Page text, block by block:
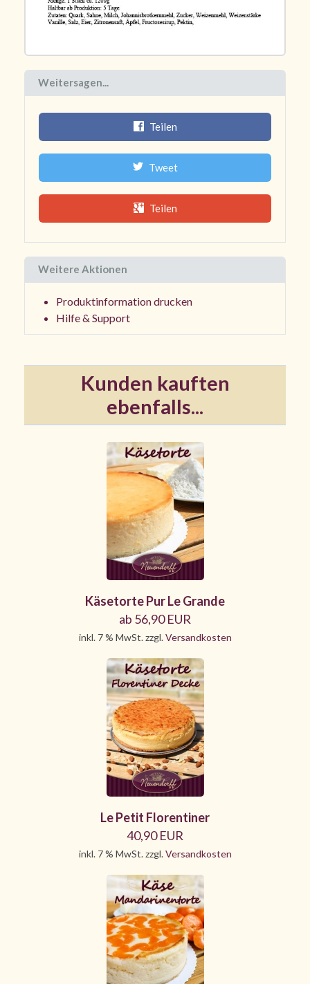
Weitersagen...
Teilen
Tweet
Teilen
Weitere Aktionen
Produktinformation drucken
Hilfe & Support
Kunden kauften
ebenfalls...
Käsetorte Pur Le Grande
ab 56,90 EUR
inkl. 7 % MwSt. zzgl.Versandkosten
Le Petit Florentiner
40,90 EUR
inkl. 7 % MwSt. zzgl.Versandkosten